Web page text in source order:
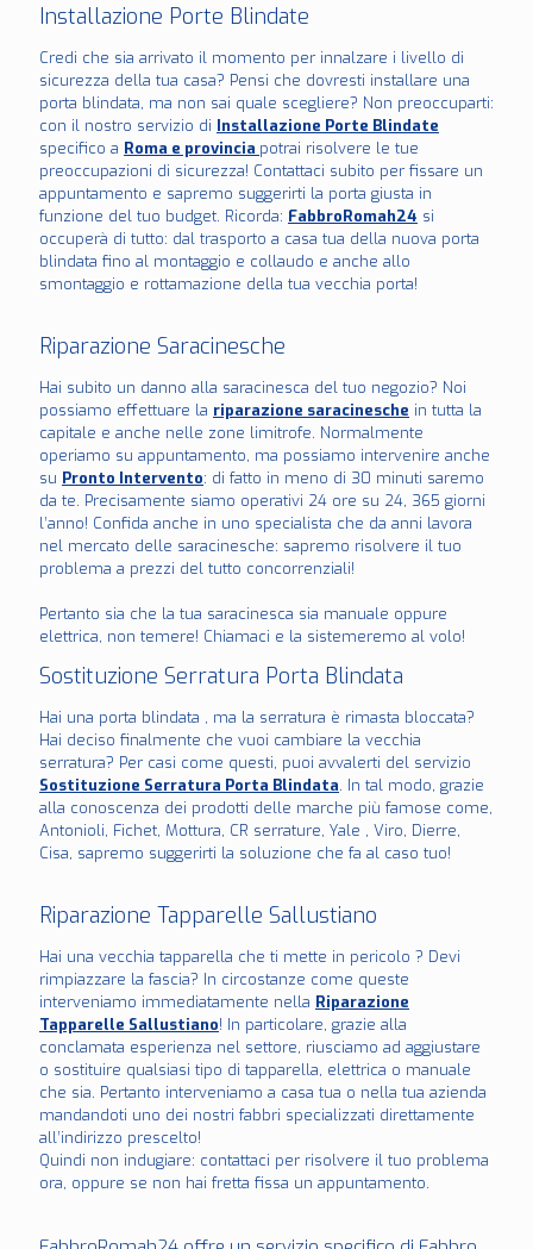
Installazione Porte Blindate
Credi che sia arrivato il momento per innalzare i livello di
sicurezza della tua casa? Pensi che dovresti installare una
porta blindata, ma non sai quale scegliere? Non preoccuparti:
con il nostro servizio di Installazione Porte Blindate
specifico a Roma e provincia potrai risolvere le tue
preoccupazioni di sicurezza! Contattaci subito per fissare un
appuntamento e sapremo suggerirti la porta giusta in
funzione del tuo budget. Ricorda: FabbroRomah24 si
occuperà di tutto: dal trasporto a casa tua della nuova porta
blindata fino al montaggio e collaudo e anche allo
smontaggio e rottamazione della tua vecchia porta!
Riparazione Saracinesche
Hai subito un danno alla saracinesca del tuo negozio? Noi
possiamo effettuare la riparazione saracinesche in tutta la
capitale e anche nelle zone limitrofe. Normalmente
operiamo su appuntamento, ma possiamo intervenire anche
su Pronto Intervento: di fatto in meno di 30 minuti saremo
da te. Precisamente siamo operativi 24 ore su 24, 365 giorni
l’anno! Confida anche in uno specialista che da anni lavora
nel mercato delle saracinesche: sapremo risolvere il tuo
problema a prezzi del tutto concorrenziali!
Pertanto sia che la tua saracinesca sia manuale oppure
elettrica, non temere! Chiamaci e la sistemeremo al volo!
Sostituzione Serratura Porta Blindata
Hai una porta blindata , ma la serratura è rimasta bloccata?
Hai deciso finalmente che vuoi cambiare la vecchia
serratura? Per casi come questi, puoi avvalerti del servizio
Sostituzione Serratura Porta Blindata. In tal modo, grazie
alla conoscenza dei prodotti delle marche più famose come,
Antonioli, Fichet, Mottura, CR serrature, Yale , Viro, Dierre,
Cisa, sapremo suggerirti la soluzione che fa al caso tuo!
Riparazione Tapparelle Sallustiano
Hai una vecchia tapparella che ti mette in pericolo ? Devi
rimpiazzare la fascia? In circostanze come queste
interveniamo immediatamente nella Riparazione
Tapparelle Sallustiano! In particolare, grazie alla
conclamata esperienza nel settore, riusciamo ad aggiustare
o sostituire qualsiasi tipo di tapparella, elettrica o manuale
che sia. Pertanto interveniamo a casa tua o nella tua azienda
mandandoti uno dei nostri fabbri specializzati direttamente
all’indirizzo prescelto!
Quindi non indugiare: contattaci per risolvere il tuo problema
ora, oppure se non hai fretta fissa un appuntamento.